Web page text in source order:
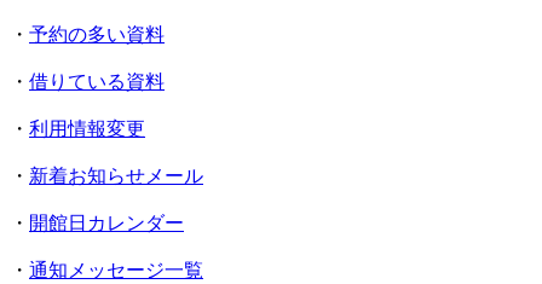
・ 予約の多い資料
・ 借りている資料
・ 利用情報変更
・ 新着お知らせメール
・ 開館日カレンダー
・ 通知メッセージ一覧